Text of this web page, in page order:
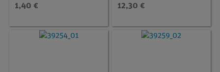
1,40 € 12,30 €